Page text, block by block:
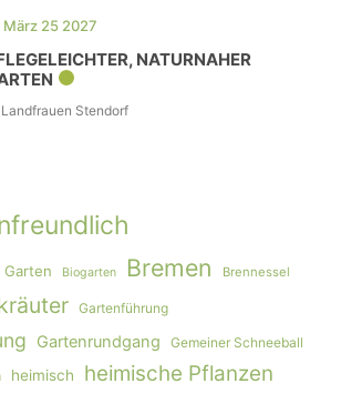
März 25 2027
NATURNAHER
Landfrauen Stendorf
Biogarten Bremen Brennessel
Gartenführung
Gartenrundgang
Gemeiner Schneeball
heimisch heimische Pflanzen